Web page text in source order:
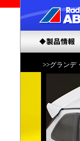
>>グランデ